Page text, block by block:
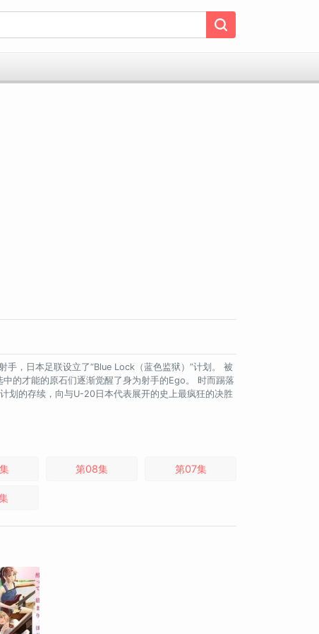
，日本足联设立了“Blue Lock（蓝色监狱）”计划。 被
的才能的原石们逐渐觉醒了身为射手的Ego。 时而踢落
划的存续，向与U-20日本代表展开的史上最疯狂的决胜
第08集 第07集